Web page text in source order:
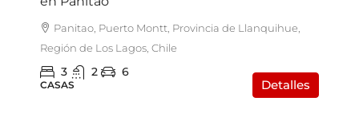
Panitao, Puerto Montt, Provincia de Llanquihue,
Región de Los Lagos, Chile
3 2 6
CASAS Detalles